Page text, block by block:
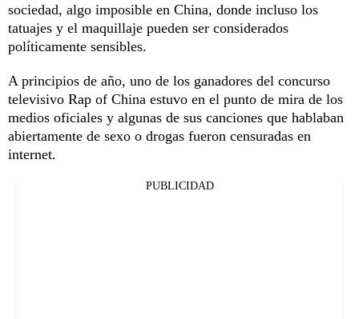
sociedad, algo imposible en China, donde incluso los
tatuajes y el maquillaje pueden ser considerados
políticamente sensibles.
A principios de año, uno de los ganadores del concurso
televisivo Rap of China estuvo en el punto de mira de los
medios oficiales y algunas de sus canciones que hablaban
abiertamente de sexo o drogas fueron censuradas en
internet.
PUBLICIDAD